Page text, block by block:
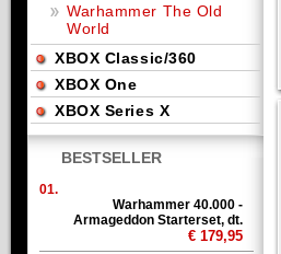
Warhammer The Old
World
XBOX Classic/360
XBOX One
XBOX Series X
BESTSELLER
01.
Warhammer 40.000 -
Armageddon Starterset, dt.
€ 179,95